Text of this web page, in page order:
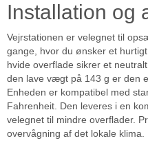
Installation og
Vejrstationen er velegnet til
gange, hvor du ønsker et
hvide overflade sikrer et
den lave vægt på 143 g er den
Enheden er kompatibel med
Fahrenheit. Den leveres i en
velegnet til mindre overflader.
overvågning af det lokale klima.